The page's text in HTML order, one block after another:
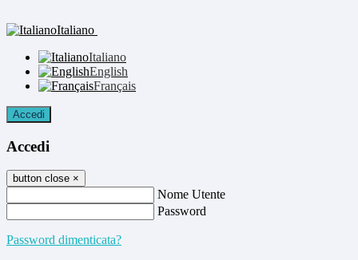
Italiano
Italiano
English
Français
Accedi
Accedi
button close ×
Nome Utente
Password
Password dimenticata?